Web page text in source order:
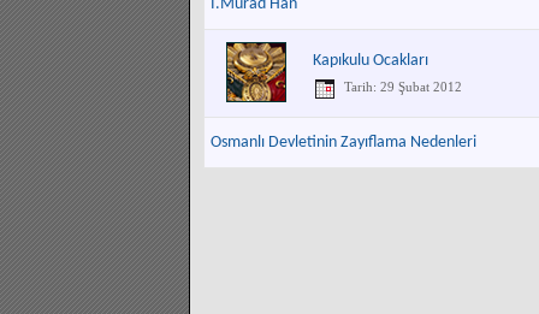
I.Murad Han
Kapıkulu Ocakları
Tarih: 29 Şubat 2012
Osmanlı Devletinin Zayıflama Nedenleri